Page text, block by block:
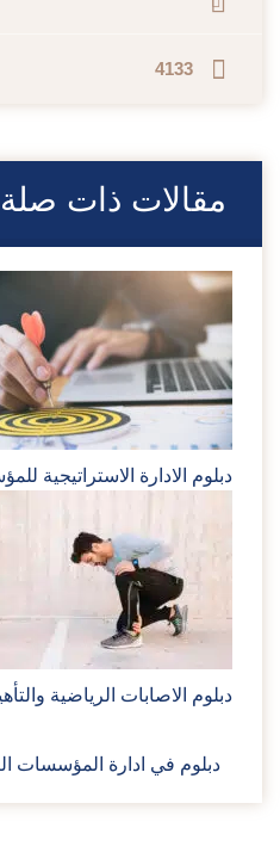
4133
مقالات ذات صلة
دبلوم الادارة الاستراتيجية
دبلوم الاصابات الرياضية
دبلوم في ادارة المؤسسات